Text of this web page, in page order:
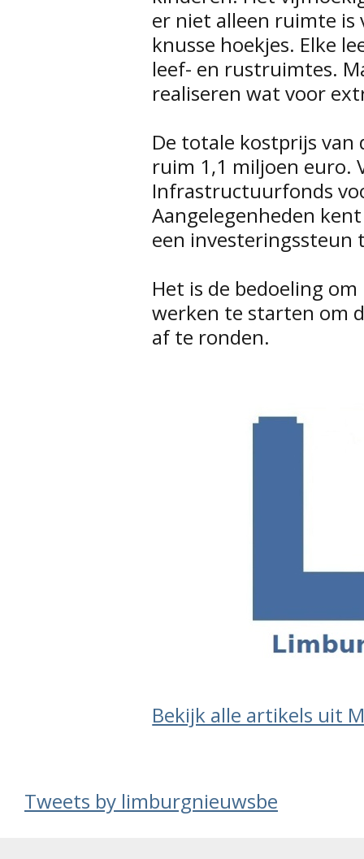
er niet alleen ruimte is
knusse hoekjes. Elke
leef- en rustruimtes.
realiseren wat voor
De totale kostprijs van
ruim 1,1 miljoen euro.
Infrastructuurfonds
Aangelegenheden
een investeringssteun
Het is de bedoeling
werken te starten om
af te ronden.
Bekijk alle artikels uit
Tweets by limburgnieuwsbe